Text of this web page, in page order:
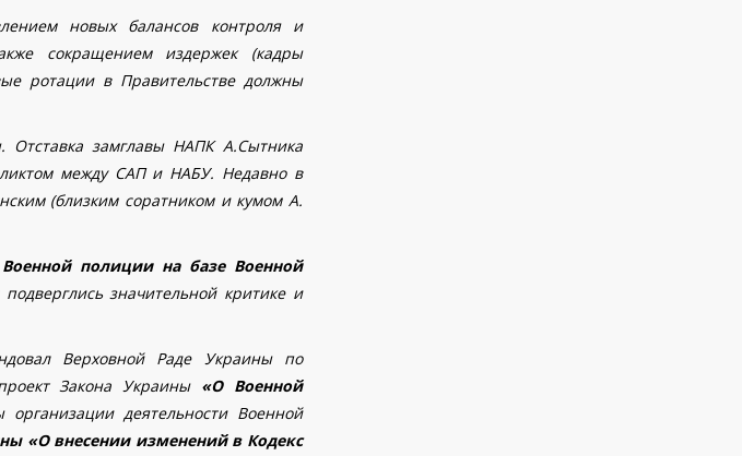
новых балансов контроля и
сокращением издержек (кадры
ротации в Правительстве должны
Отставка замглавы НАПК А.Сытника
между САП и НАБУ. Недавно в
(близким соратником и кумом А.
полиции на базе Военной
значительной критике и
Верховной Раде Украины по
Закона Украины «О Военной
деятельности Военной
«О внесении изменений в Кодекс